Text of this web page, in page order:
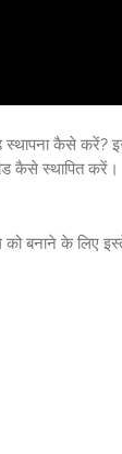
स्थापना कैसे
कैसे स्थापित करें।
को बनाने के लिए